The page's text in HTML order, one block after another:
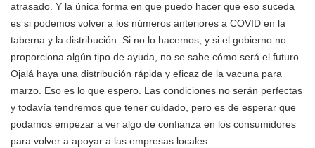
atrasado. Y la única forma en que puedo hacer que eso suceda
es si podemos volver a los números anteriores a COVID en la
taberna y la distribución. Si no lo hacemos, y si el gobierno no
proporciona algún tipo de ayuda, no se sabe cómo será el futuro.
Ojalá haya una distribución rápida y eficaz de la vacuna para
marzo. Eso es lo que espero. Las condiciones no serán perfectas
y todavía tendremos que tener cuidado, pero es de esperar que
podamos empezar a ver algo de confianza en los consumidores
para volver a apoyar a las empresas locales.